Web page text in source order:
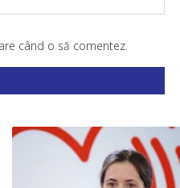
când o să comentez.